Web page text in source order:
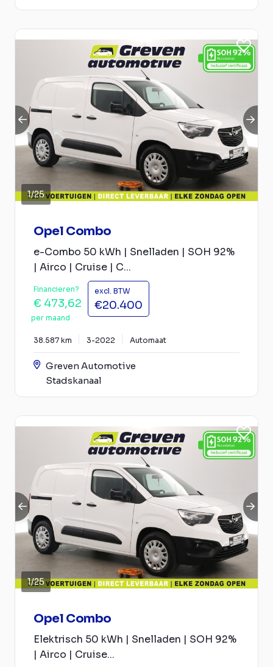
1/25
Opel Combo
e-Combo 50 kWh | Snelladen | SOH 92%
| Airco | Cruise | C...
Financieren?
€ 473,62
per maand
excl. BTW
€20.400
38.587 km 3-2022 Automaat
Greven Automotive
Stadskanaal
1/25
Opel Combo
Elektrisch 50 kWh | Snelladen | SOH 92%
| Airco | Cruise...